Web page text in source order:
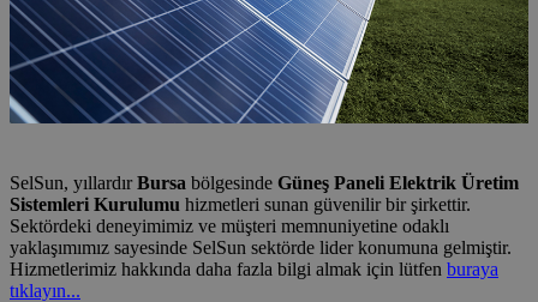
SelSun, yıllardırBursa bölgesinde Güneş Paneli Elektrik Üretim
Sistemleri Kurulumu hizmetleri sunan güvenilir bir şirkettir.
Sektördeki deneyimimiz ve müşteri memnuniyetine odaklı
yaklaşımımız sayesinde SelSun sektörde lider konumuna gelmiştir.
Hizmetlerimiz hakkında daha fazla bilgi almak için lütfen buraya
tıklayın...